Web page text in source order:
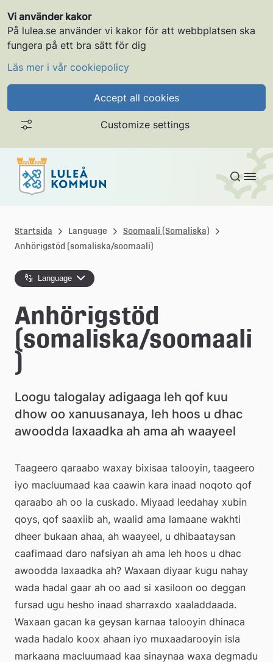
Vi använder kakor
På lulea.se använder vi kakor för att webbplatsen ska
fungera på ett bra sätt för dig
Läs mer i vår cookiepolicy
Accept all cookies
Customize settings
Gå till innehållet
u
l
e
å
k
o
m
m
u
n
Startsida Language
Soomaali (Somaliska)
Anhörigstöd (somaliska/soomaali)
Language
Anhörigstöd
(somaliska/soomaali
)
Loogu talogalay adigaaga leh qof kuu
dhow oo xanuusanaya, leh hoos u dhac
awoodda laxaadka ah ama ah waayeel
Taageero qaraabo waxay bixisaa talooyin, taageero
iyo macluumaad kaa caawin kara inaad noqoto qof
qaraabo ah oo la cuskado. Miyaad leedahay xubin
qoys, qof saaxiib ah, waalid ama lamaane wakhti
dheer bukaan ahaa, ah waayeel, u dhibaataysan
caafimaad daro nafsiyan ah ama leh hoos u dhac
awoodda laxaadka ah? Waxaan diyaar kugu nahay
wada hadal gaar ah oo aad si xasiloon oo deggan
fursad ugu hesho inaad sharraxdo xaaladdaada.
Waxaan gacan ka geysan karnaa talooyin dhinaca
wada hadalo koox ahaan iyo muxaadarooyin isla
markaana macluumaad kaa sinaynaa waxa degmadu